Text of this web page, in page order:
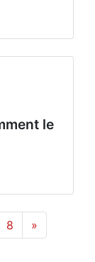
le
8 »